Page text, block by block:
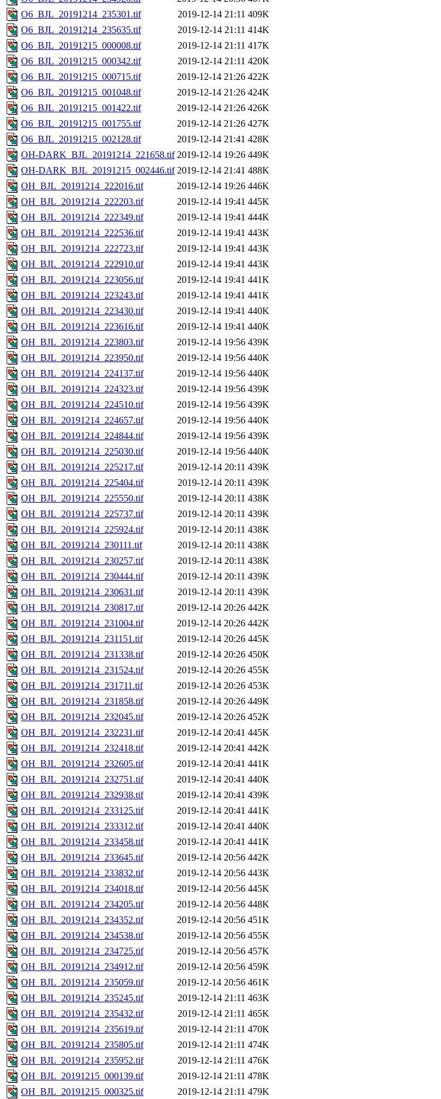
O6_BJL_20191214_235301.tif
2019-12-14 21:11 409K
O6_BJL_20191214_235635.tif
2019-12-14 21:11 414K
O6_BJL_20191215_000008.tif
2019-12-14 21:11 417K
O6_BJL_20191215_000342.tif
2019-12-14 21:11 420K
O6_BJL_20191215_000715.tif
2019-12-14 21:26 422K
O6_BJL_20191215_001048.tif
2019-12-14 21:26 424K
O6_BJL_20191215_001422.tif
2019-12-14 21:26 426K
O6_BJL_20191215_001755.tif
2019-12-14 21:26 427K
O6_BJL_20191215_002128.tif
2019-12-14 21:41 428K
OH-DARK_BJL_20191214_221658.tif 2019-12-14 19:26 449K
OH-DARK_BJL_20191215_002446.tif 2019-12-14 21:41 488K
OH_BJL_20191214_222016.tif
2019-12-14 19:26 446K
OH_BJL_20191214_222203.tif
2019-12-14 19:41 445K
OH_BJL_20191214_222349.tif
2019-12-14 19:41 444K
OH_BJL_20191214_222536.tif
2019-12-14 19:41 443K
OH_BJL_20191214_222723.tif
2019-12-14 19:41 443K
OH_BJL_20191214_222910.tif
2019-12-14 19:41 443K
OH_BJL_20191214_223056.tif
2019-12-14 19:41 441K
OH_BJL_20191214_223243.tif
2019-12-14 19:41 441K
OH_BJL_20191214_223430.tif
2019-12-14 19:41 440K
OH_BJL_20191214_223616.tif
2019-12-14 19:41 440K
OH_BJL_20191214_223803.tif
2019-12-14 19:56 439K
OH_BJL_20191214_223950.tif
2019-12-14 19:56 440K
OH_BJL_20191214_224137.tif
2019-12-14 19:56 440K
OH_BJL_20191214_224323.tif
2019-12-14 19:56 439K
OH_BJL_20191214_224510.tif
2019-12-14 19:56 439K
OH_BJL_20191214_224657.tif
2019-12-14 19:56 440K
OH_BJL_20191214_224844.tif
2019-12-14 19:56 439K
OH_BJL_20191214_225030.tif
2019-12-14 19:56 440K
OH_BJL_20191214_225217.tif
2019-12-14 20:11 439K
OH_BJL_20191214_225404.tif
2019-12-14 20:11 439K
OH_BJL_20191214_225550.tif
2019-12-14 20:11 438K
OH_BJL_20191214_225737.tif
2019-12-14 20:11 439K
OH_BJL_20191214_225924.tif
2019-12-14 20:11 438K
OH_BJL_20191214_230111.tif
2019-12-14 20:11 438K
OH_BJL_20191214_230257.tif
2019-12-14 20:11 438K
OH_BJL_20191214_230444.tif
2019-12-14 20:11 439K
OH_BJL_20191214_230631.tif
2019-12-14 20:11 439K
OH_BJL_20191214_230817.tif
2019-12-14 20:26 442K
OH_BJL_20191214_231004.tif
2019-12-14 20:26 442K
OH_BJL_20191214_231151.tif
2019-12-14 20:26 445K
OH_BJL_20191214_231338.tif
2019-12-14 20:26 450K
OH_BJL_20191214_231524.tif
2019-12-14 20:26 455K
OH_BJL_20191214_231711.tif
2019-12-14 20:26 453K
OH_BJL_20191214_231858.tif
2019-12-14 20:26 449K
OH_BJL_20191214_232045.tif
2019-12-14 20:26 452K
OH_BJL_20191214_232231.tif
2019-12-14 20:41 445K
OH_BJL_20191214_232418.tif
2019-12-14 20:41 442K
OH_BJL_20191214_232605.tif
2019-12-14 20:41 441K
OH_BJL_20191214_232751.tif
2019-12-14 20:41 440K
OH_BJL_20191214_232938.tif
2019-12-14 20:41 439K
OH_BJL_20191214_233125.tif
2019-12-14 20:41 441K
OH_BJL_20191214_233312.tif
2019-12-14 20:41 440K
OH_BJL_20191214_233458.tif
2019-12-14 20:41 441K
OH_BJL_20191214_233645.tif
2019-12-14 20:56 442K
OH_BJL_20191214_233832.tif
2019-12-14 20:56 443K
OH_BJL_20191214_234018.tif
2019-12-14 20:56 445K
OH_BJL_20191214_234205.tif
2019-12-14 20:56 448K
OH_BJL_20191214_234352.tif
2019-12-14 20:56 451K
OH_BJL_20191214_234538.tif
2019-12-14 20:56 455K
OH_BJL_20191214_234725.tif
2019-12-14 20:56 457K
OH_BJL_20191214_234912.tif
2019-12-14 20:56 459K
OH_BJL_20191214_235059.tif
2019-12-14 20:56 461K
OH_BJL_20191214_235245.tif
2019-12-14 21:11 463K
OH_BJL_20191214_235432.tif
2019-12-14 21:11 465K
OH_BJL_20191214_235619.tif
2019-12-14 21:11 470K
OH_BJL_20191214_235805.tif
2019-12-14 21:11 474K
OH_BJL_20191214_235952.tif
2019-12-14 21:11 476K
OH_BJL_20191215_000139.tif
2019-12-14 21:11 478K
OH_BJL_20191215_000325.tif
2019-12-14 21:11 479K